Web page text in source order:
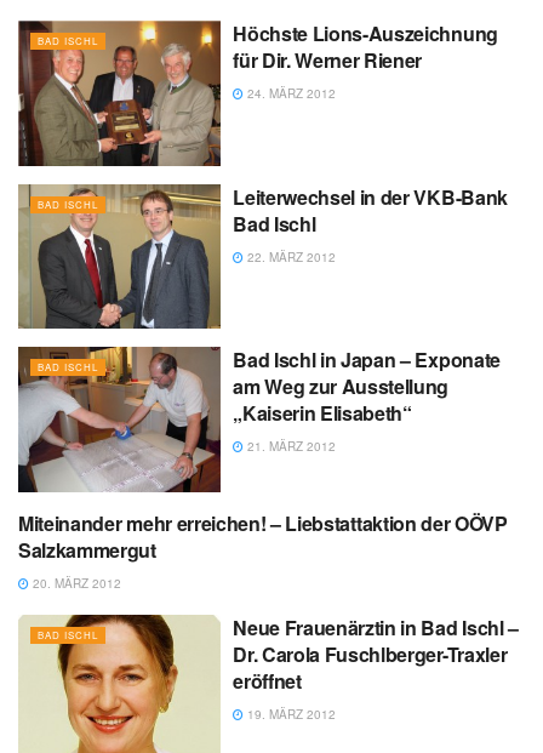
BAD ISCHL
Höchste Lions-Auszeichnung
für Dir. Werner Riener
24. MÄRZ 2012
BAD ISCHL
Leiterwechsel in der VKB-Bank
Bad Ischl
22. MÄRZ 2012
BAD ISCHL
Bad Ischl in Japan – Exponate
am Weg zur Ausstellung
„Kaiserin Elisabeth“
21. MÄRZ 2012
BAD GOISERN
Miteinander mehr erreichen! – Liebstattaktion der OÖVP
Salzkammergut
20. MÄRZ 2012
BAD ISCHL
Neue Frauenärztin in Bad Ischl –
Dr. Carola Fuschlberger-Traxler
eröffnet
19. MÄRZ 2012